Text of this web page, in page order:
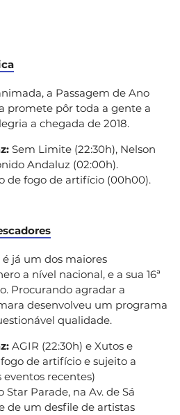
a Passagem de Ano
promete pôr toda a gente a
a chegada de 2018.
Sem Limite (22:30h), Nelson
Andaluz (02:00h).
de fogo de artifício (00h00).
já um dos maiores
a nível nacional, e a sua 16ª
Procurando agradar a
desenvolveu um programa
qualidade.
AGIR (22:30h) e Xutos e
de artifício e sujeito a
recentes)
Star Parade, na Av. de Sá
de um desfile de artistas